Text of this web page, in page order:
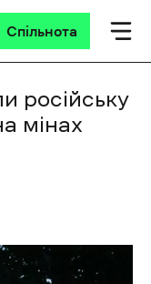
Спільнота
російську
мінах